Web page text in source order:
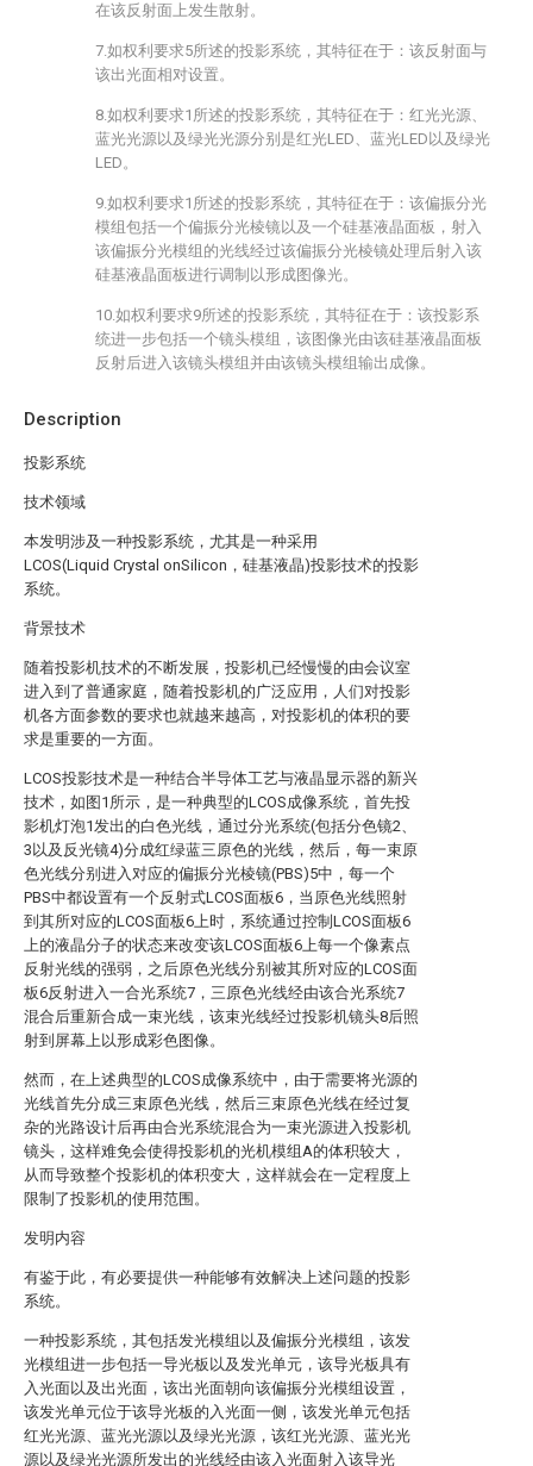
Description
投影系统
技术领域
本发明涉及一种投影系统，尤其是一种采用
LCOS(Liquid Crystal onSilicon，硅基液晶)投影技术的投影
系统。
背景技术
随着投影机技术的不断发展，投影机已经慢慢的由会议室
进入到了普通家庭，随着投影机的广泛应用，人们对投影
机各方面参数的要求也就越来越高，对投影机的体积的要
求是重要的一方面。
LCOS投影技术是一种结合半导体工艺与液晶显示器的新兴
技术，如图1所示，是一种典型的LCOS成像系统，首先投
影机灯泡1发出的白色光线，通过分光系统(包括分色镜2、
3以及反光镜4)分成红绿蓝三原色的光线，然后，每一束原
色光线分别进入对应的偏振分光棱镜(PBS)5中，每一个
PBS中都设置有一个反射式LCOS面板6，当原色光线照射
到其所对应的LCOS面板6上时，系统通过控制LCOS面板6
上的液晶分子的状态来改变该LCOS面板6上每一个像素点
反射光线的强弱，之后原色光线分别被其所对应的LCOS面
板6反射进入一合光系统7，三原色光线经由该合光系统7
混合后重新合成一束光线，该束光线经过投影机镜头8后照
射到屏幕上以形成彩色图像。
然而，在上述典型的LCOS成像系统中，由于需要将光源的
光线首先分成三束原色光线，然后三束原色光线在经过复
杂的光路设计后再由合光系统混合为一束光源进入投影机
镜头，这样难免会使得投影机的光机模组A的体积较大，
从而导致整个投影机的体积变大，这样就会在一定程度上
限制了投影机的使用范围。
发明内容
有鉴于此，有必要提供一种能够有效解决上述问题的投影
系统。
一种投影系统，其包括发光模组以及偏振分光模组，该发
光模组进一步包括一导光板以及发光单元，该导光板具有
入光面以及出光面，该出光面朝向该偏振分光模组设置，
该发光单元位于该导光板的入光面一侧，该发光单元包括
红光光源、蓝光光源以及绿光光源，该红光光源、蓝光光
源以及绿光光源所发出的光线经由该入光面射入该导光
在该反射面上发生散射。
7.如权利要求5所述的投影系统，其特征在于：该反射面与
该出光面相对设置。
8.如权利要求1所述的投影系统，其特征在于：红光光源、
蓝光光源以及绿光光源分别是红光LED、蓝光LED以及绿光
LED。
9.如权利要求1所述的投影系统，其特征在于：该偏振分光
模组包括一个偏振分光棱镜以及一个硅基液晶面板，射入
该偏振分光模组的光线经过该偏振分光棱镜处理后射入该
硅基液晶面板进行调制以形成图像光。
10.如权利要求9所述的投影系统，其特征在于：该投影系
统进一步包括一个镜头模组，该图像光由该硅基液晶面板
反射后进入该镜头模组并由该镜头模组输出成像。